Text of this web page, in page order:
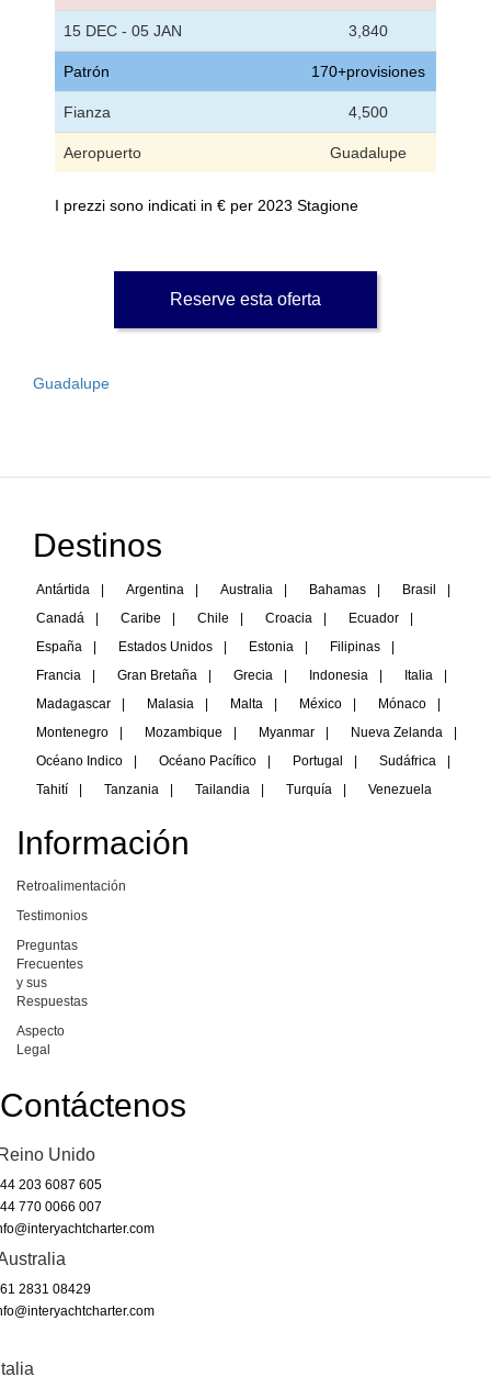
15 DEC - 05 JAN 3,840
Patrón 170+provisiones
Fianza 4,500
Aeropuerto Guadalupe
I prezzi sono indicati in € per 2023 Stagione
Reserve esta oferta
Guadalupe
Destinos
Antártida Argentina Australia Bahamas Brasil
Canadá
Caribe Chile Croacia Ecuador
España
Estados Unidos Estonia Filipinas
Francia
Gran Bretaña Grecia Indonesia Italia
Madagascar
Malasia Malta México Mónaco
Montenegro
Mozambique Myanmar Nueva Zelanda
Océano Indico
Océano Pacífico Portugal Sudáfrica
Tahití
Tanzania Tailandia Turquía Venezuela
Información
Retroalimentación
Testimonios
Preguntas
Frecuentes
y sus
Respuestas
Aspecto
Legal
Contáctenos
Unido
203 6087 605
770 0066 007
2831 08429